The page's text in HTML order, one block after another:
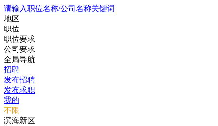
请输入职位名称/公司名称关键词
地区
职位
职位要求
公司要求
全局导航
招聘
发布招聘
发布求职
我的
不限
滨海新区